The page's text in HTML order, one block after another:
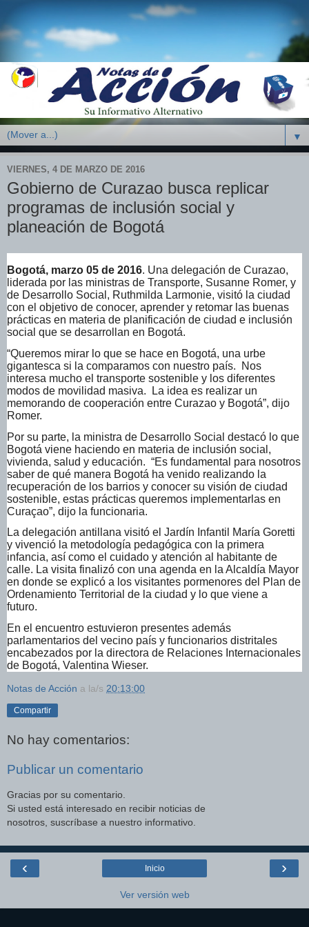
▼
VIERNES, 4 DE MARZO DE 2016
Gobierno de Curazao busca replicar
programas de inclusión social y
planeación de Bogotá
Bogotá, marzo 05 de 2016. Una delegación de Curazao,
liderada por las ministras de Transporte, Susanne Romer, y
de Desarrollo Social, Ruthmilda Larmonie, visitó la ciudad
con el objetivo de conocer, aprender y retomar las buenas
prácticas en materia de planificación de ciudad e inclusión
social que se desarrollan en Bogotá.
“Queremos mirar lo que se hace en Bogotá, una urbe
gigantesca si la comparamos con nuestro país. Nos
interesa mucho el transporte sostenible y los diferentes
modos de movilidad masiva. La idea es realizar un
memorando de cooperación entre Curazao y Bogotá”, dijo
Romer.
Por su parte, la ministra de Desarrollo Social destacó lo que
Bogotá viene haciendo en materia de inclusión social,
vivienda, salud y educación. “Es fundamental para nosotros
saber de qué manera Bogotá ha venido realizando la
recuperación de los barrios y conocer su visión de ciudad
sostenible, estas prácticas queremos implementarlas en
Curaçao”, dijo la funcionaria.
La delegación antillana visitó el Jardín Infantil María Goretti
y vivenció la metodología pedagógica con la primera
infancia, así como el cuidado y atención al habitante de
calle. La visita finalizó con una agenda en la Alcaldía Mayor
en donde se explicó a los visitantes pormenores del Plan de
Ordenamiento Territorial de la ciudad y lo que viene a
futuro.
En el encuentro estuvieron presentes además
parlamentarios del vecino país y funcionarios distritales
encabezados por la directora de Relaciones Internacionales
de Bogotá, Valentina Wieser.
Notas de Acción a la/s 20:13:00
Compartir
No hay comentarios:
Publicar un comentario
Gracias por su comentario.
Si usted está interesado en recibir noticias de
nosotros, suscríbase a nuestro informativo.
‹ ›
Inicio
Ver versión web